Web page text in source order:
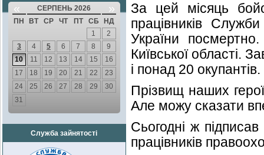
« СЕРПЕНЬ 2026 »
ПН ВТ СР ЧТ ПТ СБ
НД
1
2
3
4 5 6 7 8
9
10
11 12 13 14 15
16
17
18 19 20 21 22
23
24
25 26 27 28 29
30
31
Служба зайнятості
За цей місяць
працівників
України
Київської області.
і понад 20 окупантів.
Прізвищ наших
Але можу сказати
Сьогодні ж
працівників